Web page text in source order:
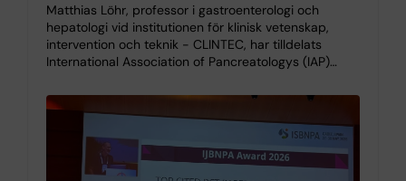
Matthias Löhr, professor i gastroenterologi och
hepatologi vid institutionen för klinisk vetenskap,
intervention och teknik - CLINTEC, har tilldelats
International Association of Pancreatologys (IAP)…